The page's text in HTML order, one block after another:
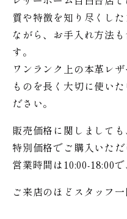
質や特徴を知り尽くし
ながら、お手入れ方法
す。
ワンランク上の本革レ
ものを長く大切に使い
ださい。
販売価格に関しまして
特別価格でご購入いただ
営業時間は10:00-18:00
ご来店のほどスタッフ